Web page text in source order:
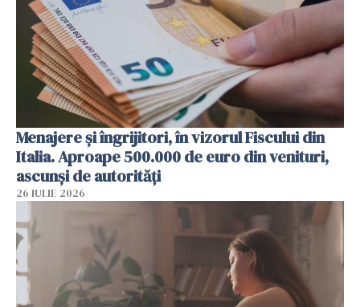
Menajere și îngrijitori, în vizorul Fiscului din
Italia. Aproape 500.000 de euro din venituri,
ascunși de autorități
26 IULIE 2026